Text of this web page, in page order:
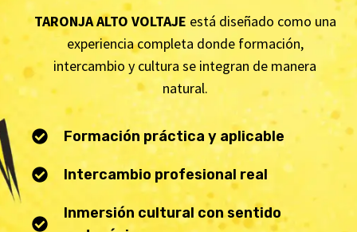
TARONJA ALTO VOLTAJE está diseñado como una
experiencia completa donde formación,
intercambio y cultura se integran de manera
natural.
Formación práctica y aplicable
Intercambio profesional real
Inmersión cultural con sentido